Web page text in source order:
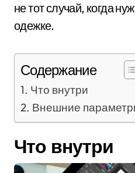
не тот случай, когда
одежке.
Содержание
Что внутри
Внешние
Что внутри